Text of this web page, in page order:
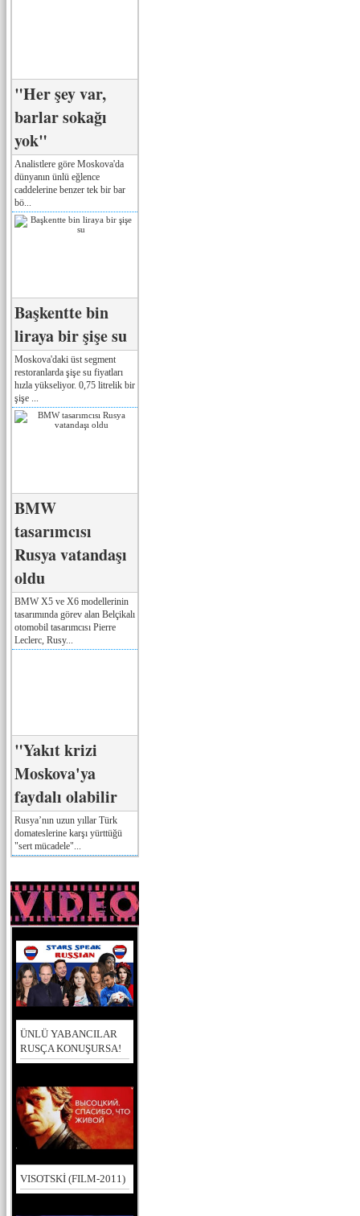
"Her şey var,
barlar sokağı
yok"
Analistlere göre Moskova'da
dünyanın ünlü eğlence
caddelerine benzer tek bir bar
bö...
Başkentte bin
liraya bir şişe su
Moskova'daki üst segment
restoranlarda şişe su fiyatları
hızla yükseliyor. 0,75 litrelik bir
şişe ...
BMW
tasarımcısı
Rusya vatandaşı
oldu
BMW X5 ve X6 modellerinin
tasarımında görev alan Belçikalı
otomobil tasarımcısı Pierre
Leclerc, Rusy...
"Yakıt krizi
Moskova'ya
faydalı olabilir
Rusya’nın uzun yıllar Türk
domateslerine karşı yürttüğü
"sert mücadele"...
ÜNLÜ YABANCILAR
RUSÇA KONUŞURSA!
VISOTSKİ (FILM-2011)